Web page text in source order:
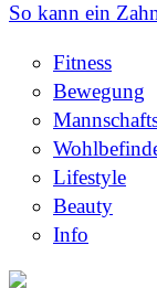
So kann ein
Fitness
Bewegung
Lifestyle
Beauty
Info